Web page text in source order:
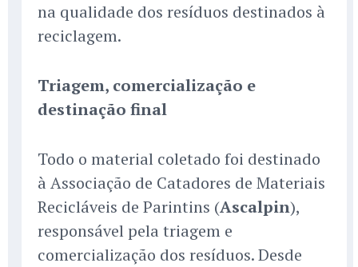
na qualidade dos resíduos destinados à
reciclagem.
Triagem, comercialização e
destinação final
Todo o material coletado foi destinado
à Associação de Catadores de Materiais
Recicláveis de Parintins (Ascalpin),
responsável pela triagem e
comercialização dos resíduos. Desde